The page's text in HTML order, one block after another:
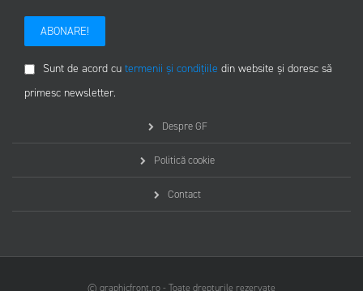
ABONARE!
Sunt de acord cu termenii și condițiile din website și doresc să
primesc newsletter.
Despre GF
Politică cookie
Contact
© graphicfront.ro - Toate drepturile rezervate